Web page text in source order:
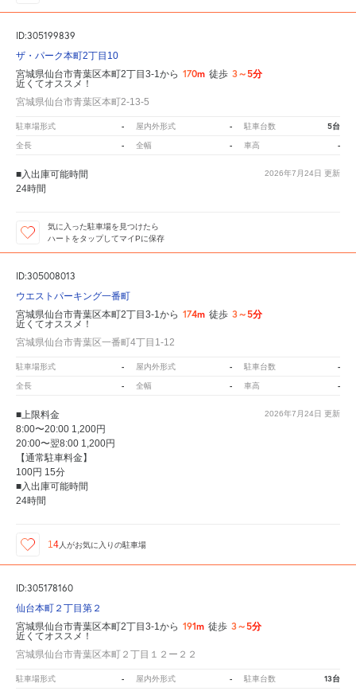
ID:305199839
ザ・パーク本町2丁目10
宮城県仙台市青葉区本町2丁目3-1から 170m 徒歩 3～5分
近くてオススメ！
宮城県仙台市青葉区本町2-13-5
駐車場形式 - 屋内外形式 - 駐車台数 5台
全長 - 全幅 - 車高 -
2026年7月24日 更新
■入出庫可能時間
24時間
気に入った駐車場を見つけたら
ハートをタップしてマイPに保存
ID:305008013
ウエストパーキング一番町
宮城県仙台市青葉区本町2丁目3-1から 174m 徒歩 3～5分
近くてオススメ！
宮城県仙台市青葉区一番町4丁目1-12
駐車場形式 - 屋内外形式 - 駐車台数 -
全長 - 全幅 - 車高 -
2026年7月24日 更新
■上限料金
8:00〜20:00 1,200円
20:00〜翌8:00 1,200円
【通常駐車料金】
100円 15分
■入出庫可能時間
24時間
14 人がお気に入りの駐車場
ID:305178160
仙台本町２丁目第２
宮城県仙台市青葉区本町2丁目3-1から 191m 徒歩 3～5分
近くてオススメ！
宮城県仙台市青葉区本町２丁目１２ー２２
駐車場形式 - 屋内外形式 - 駐車台数 13台